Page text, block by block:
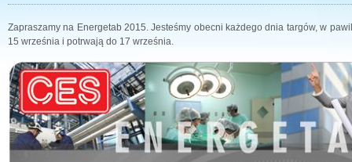
Zapraszamy na Energetab 2015. Jesteśmy obecni każdego dnia targów, w
15 września i potrwają do 17 września.